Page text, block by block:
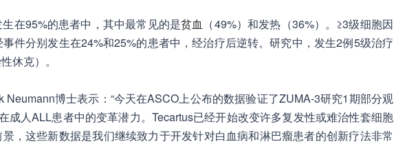
在95%的患者中，其中最常见的是贫血 （49%）和发热（36%）。≥3级细胞因
件分别发生在24%和25%的患者中，经治疗后逆转。研究中，发生2例5级治疗
休克）。
Neumann博士表示：“今天在ASCO上公布的数据验证了ZUMA-3研究1期部分观
成人ALL患者中的变革潜力。Tecartus已经开始改变许多复发性或难治性套细胞
，这些新数据是我们继续致力于开发针对白血病和淋巴瘤患者的创新疗法非常